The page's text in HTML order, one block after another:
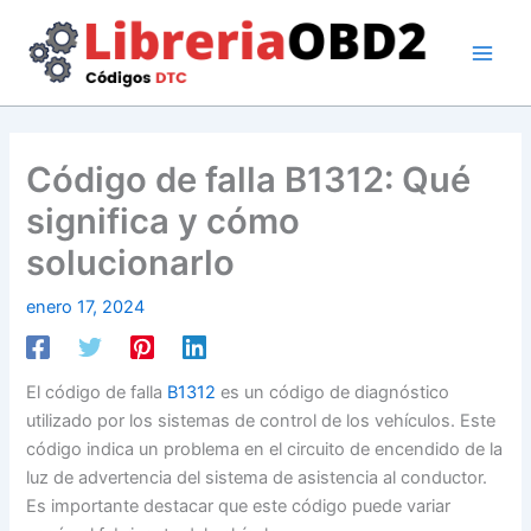
contenido
Código de falla B1312: Qué
significa y cómo
solucionarlo
enero 17, 2024
El código de falla B1312 es un código de diagnóstico
utilizado por los sistemas de control de los vehículos. Este
código indica un problema en el circuito de encendido de la
luz de advertencia del sistema de asistencia al conductor.
Es importante destacar que este código puede variar